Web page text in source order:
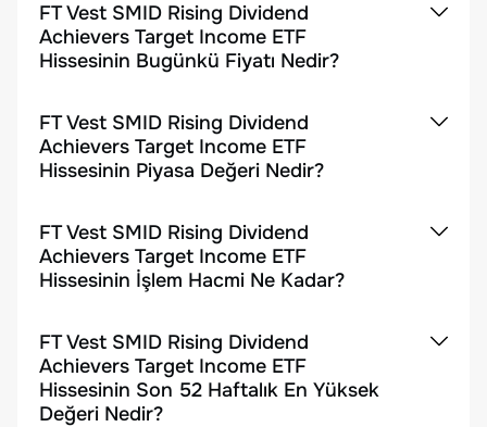
FT Vest SMID Rising Dividend
Achievers Target Income ETF
Hissesinin Bugünkü Fiyatı Nedir?
FT Vest SMID Rising Dividend
Achievers Target Income ETF
Hissesinin Piyasa Değeri Nedir?
FT Vest SMID Rising Dividend
Achievers Target Income ETF
Hissesinin İşlem Hacmi Ne Kadar?
FT Vest SMID Rising Dividend
Achievers Target Income ETF
Hissesinin Son 52 Haftalık En Yüksek
Değeri Nedir?